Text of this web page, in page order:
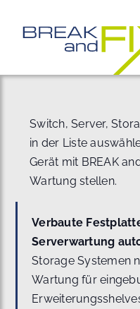
springen
Switch, Server,
in der Liste
Gerät mit BREAK
Wartung stellen.
Verbaute
Serverwartung
Storage Systemen
Wartung für